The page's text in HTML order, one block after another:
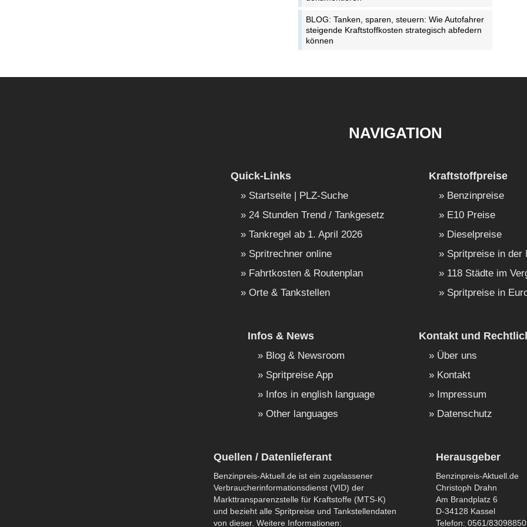
BLOG: Tanken, sparen, steuern: Wie Autofahrer
steigende Kraftstoffkosten strategisch abfedern
können
NAVIGATION
Quick-Links
Startseite | PLZ-Suche
24 Stunden Trend / Tankgesetz
Tankregel ab 1. April 2026
Spritrechner online
Fahrtkosten & Routenplan
Orte & Tankstellen
Kraftstoffpreise
Benzinpreise
E10 Preise
Dieselpreise
Spritpreise in der
118 Städte im
Spritpreise in
Infos & News
Blog & Newsroom
Spritpreise App
Infos in english language
Other languages
Kontakt und
Über uns
Kontakt
Impressum
Datenschutz
Quellen / Datenlieferant
Benzinpreis-Aktuell.de ist ein zugelassener
Verbraucherinformationsdienst (VID) der
Markttransparenzstelle für Kraftstoffe (MTS-K)
und bezieht alle Spritpreise und Tankstellendaten
von dieser. Weitere Informationen:
Herausgeber
Benzinpreis-Aktuell.de
Christoph Drahn
Am Brandplatz 6
D-34128 Kassel
Telefon: 0561/83098850